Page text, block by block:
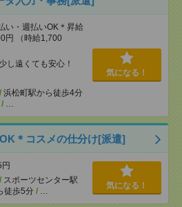
・週払いOK＊昇給
円 （時給1,700
遠くても安心！
/ 浜松町駅から徒歩4分
/ …
気になる！
＊コスメの仕分け[派遣]
/ スポーツセンター駅
徒歩5分 / …
気になる！